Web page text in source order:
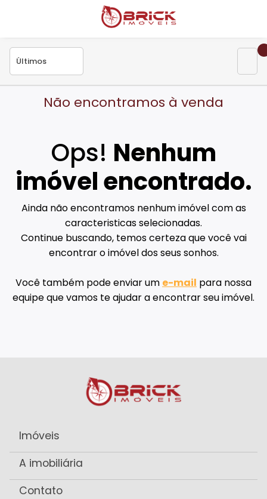
Não encontramos à venda
Ops! Nenhum
imóvel encontrado.
Ainda não encontramos nenhum imóvel com as
caracteristicas selecionadas.
Continue buscando, temos certeza que você vai
encontrar o imóvel dos seus sonhos.
Você também pode enviar um e-mail para nossa
equipe que vamos te ajudar a encontrar seu imóvel.
Imóveis
A imobiliária
Contato